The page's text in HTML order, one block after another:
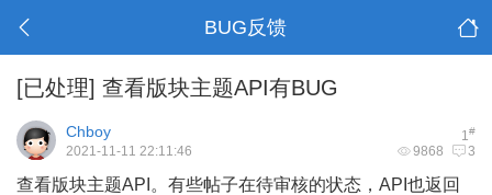
BUG反馈
[已处理] 查看版块主题API有BUG
1#
Chboy
9868 3
2021-11-11 22:11:46
查看版块主题API。有些帖子在待审核的状态，API也返回